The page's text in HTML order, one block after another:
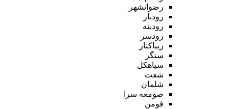
رضوانشهر
رودبار
رودبنه
رودسر
زیباکنار
سنگر
سیاهکل
شفت
شلمان
صومعه سرا
فومن